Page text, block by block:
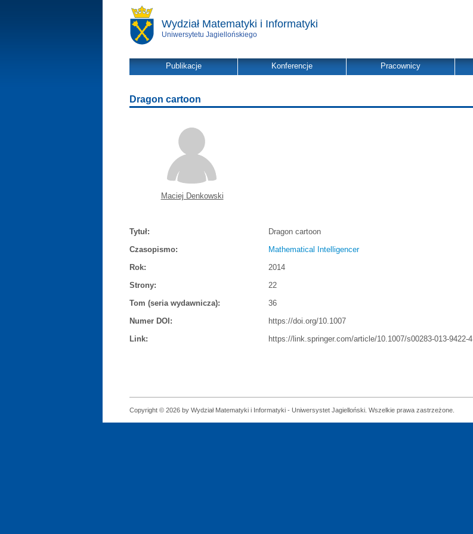
Wydział Matematyki i Informatyki
Uniwersytetu Jagiellońskiego
Publikacje Konferencje Pracownicy
Dragon cartoon
Maciej Denkowski
Tytuł:
Dragon cartoon
Czasopismo:
Mathematical Intelligencer
Rok:
2014
Strony:
22
Tom (seria wydawnicza):
36
Numer DOI:
https://doi.org/10.1007
Link:
https://link.springer.com/article/10.1007/s00283-013-9422-4
Copyright © 2026 by Wydział Matematyki i Informatyki - Uniwersystet Jagielloński. Wszelkie prawa zastrzeżone.